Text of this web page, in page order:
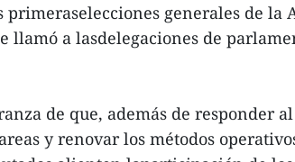
primeraselecciones generales de la
llamó a lasdelegaciones de
de que, además de responder
y renovar los métodos